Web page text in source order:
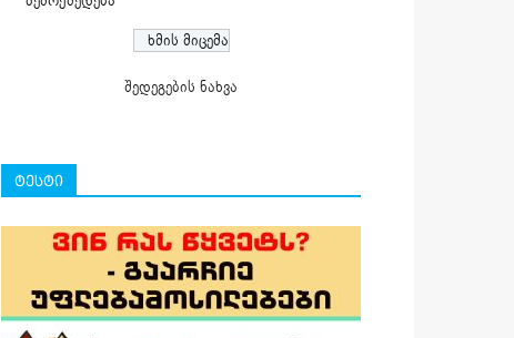
შედეგების ნახვა
ტესტი